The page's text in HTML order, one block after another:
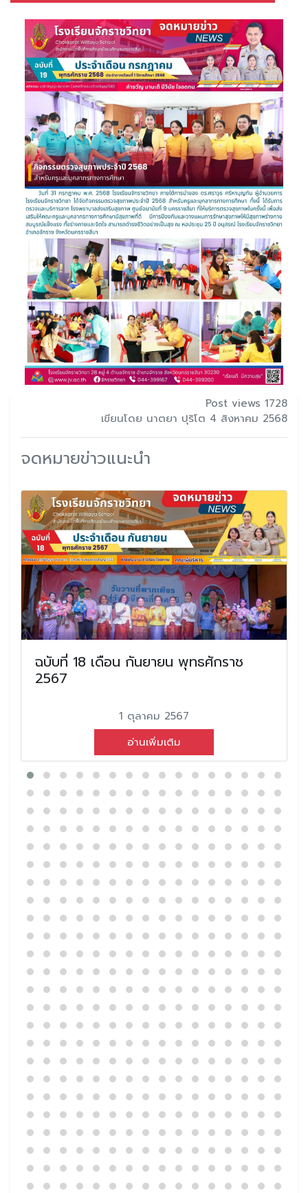
Post views 1728
เขียนโดย นาตยา ปุริโต 4 สิงหาคม 2568
จดหมายข่าวแนะนำ
ฉบับที่ 18 เดือน กันยายน พุทธศักราช
2567
1 ตุลาคม 2567
อ่านเพิ่มเติม